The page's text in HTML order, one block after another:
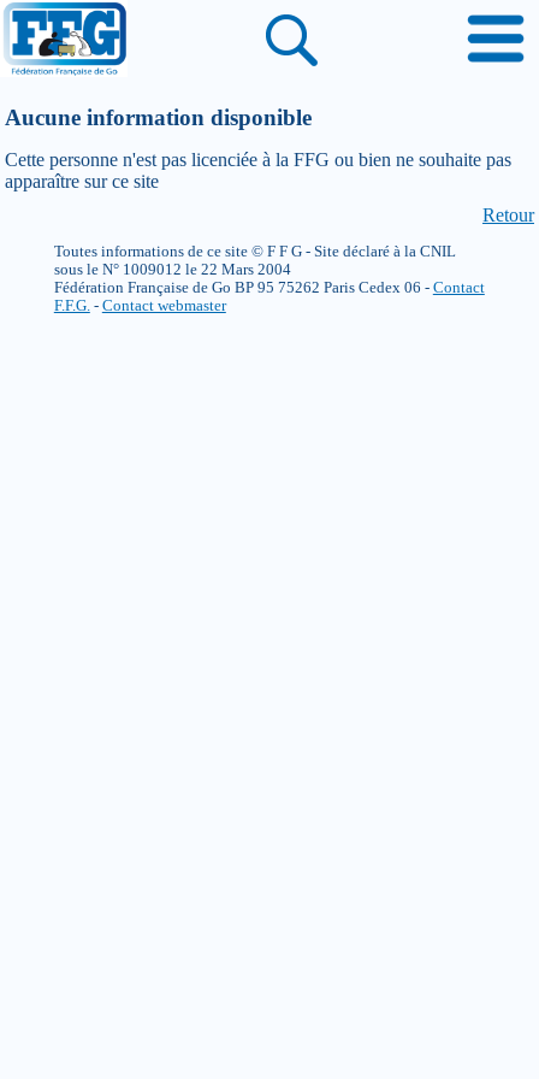
Aucune information disponible
Cette personne n'est pas licenciée à la FFG ou bien ne souhaite pas
apparaître sur ce site
Retour
Toutes informations de ce site © F F G - Site déclaré à la CNIL
sous le N° 1009012 le 22 Mars 2004
Fédération Française de Go BP 95 75262 Paris Cedex 06 - Contact
F.F.G.- Contact webmaster